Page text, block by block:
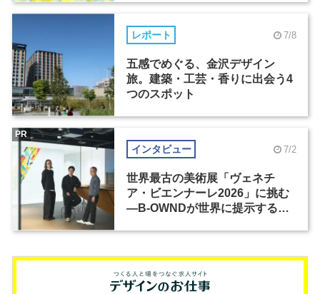
レポート 7/8
五感でめぐる、金沢デザイン
旅。建築・工芸・香りに出会う4
つのスポット
インタビュー 7/2
世界最古の美術展「ヴェネチ
ア・ビエンナーレ2026」に挑む
―B-OWNDが世界に提示する美
PR